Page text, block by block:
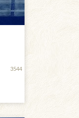
3544